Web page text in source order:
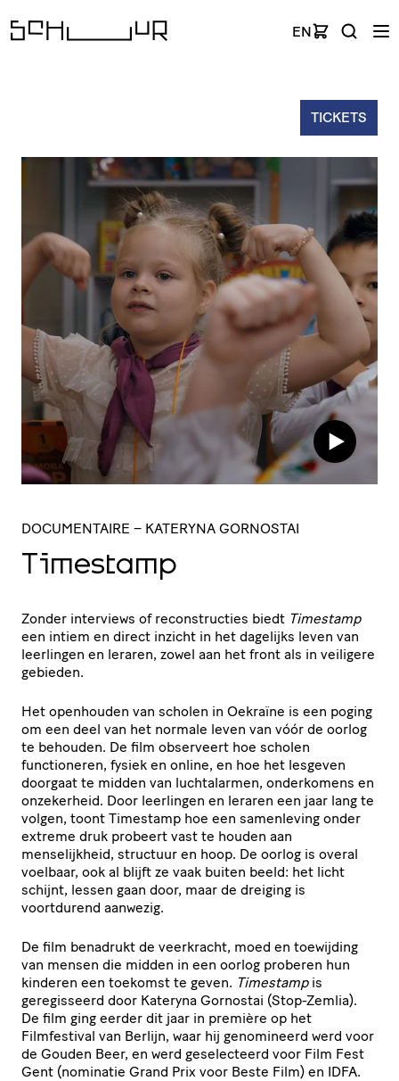
EN
TICKETS
DOCUMENTAIRE – KATERYNA GORNOSTAI
Timestamp
Zonder interviews of reconstructies biedt Timestamp
een intiem en direct inzicht in het dagelijks leven van
leerlingen en leraren, zowel aan het front als in veiligere
gebieden.
Het openhouden van scholen in Oekraïne is een poging
om een deel van het normale leven van vóór de oorlog
te behouden. De film observeert hoe scholen
functioneren, fysiek en online, en hoe het lesgeven
doorgaat te midden van luchtalarmen, onderkomens en
onzekerheid. Door leerlingen en leraren een jaar lang te
volgen, toont Timestamp hoe een samenleving onder
extreme druk probeert vast te houden aan
menselijkheid, structuur en hoop. De oorlog is overal
voelbaar, ook al blijft ze vaak buiten beeld: het licht
schijnt, lessen gaan door, maar de dreiging is
voortdurend aanwezig.
De film benadrukt de veerkracht, moed en toewijding
van mensen die midden in een oorlog proberen hun
kinderen een toekomst te geven. Timestampis
geregisseerd door Kateryna Gornostai (Stop-Zemlia).
De film ging eerder dit jaar in première op het
Filmfestival van Berlijn, waar hij genomineerd werd voor
de Gouden Beer, en werd geselecteerd voor Film Fest
Gent (nominatie Grand Prix voor Beste Film) en IDFA.